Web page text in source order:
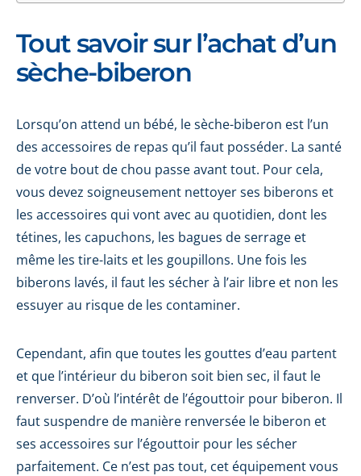
Tout savoir sur l’achat d’un
sèche-biberon
Lorsqu’on attend un bébé, le sèche-biberon est l’un
des accessoires de repas qu’il faut posséder. La santé
de votre bout de chou passe avant tout. Pour cela,
vous devez soigneusement nettoyer ses biberons et
les accessoires qui vont avec au quotidien, dont les
tétines, les capuchons, les bagues de serrage et
même les tire-laits et les goupillons. Une fois les
biberons lavés, il faut les sécher à l’air libre et non les
essuyer au risque de les contaminer.
Cependant, afin que toutes les gouttes d’eau partent
et que l’intérieur du biberon soit bien sec, il faut le
renverser. D’où l’intérêt de l’égouttoir pour biberon. Il
faut suspendre de manière renversée le biberon et
ses accessoires sur l’égouttoir pour les sécher
parfaitement. Ce n’est pas tout, cet équipement vous